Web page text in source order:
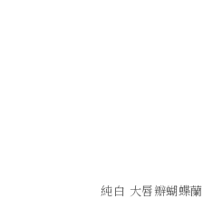
純白 大唇瓣蝴蝶蘭